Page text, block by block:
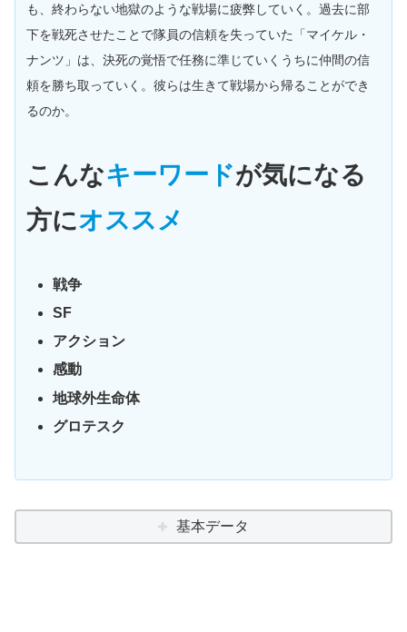
も、終わらない地獄のような戦場に疲弊していく。過去に部
下を戦死させたことで隊員の信頼を失っていた「マイケル・
ナンツ」は、決死の覚悟で任務に準じていくうちに仲間の信
頼を勝ち取っていく。彼らは生きて戦場から帰ることができ
るのか。
こんなキーワードが気になる
方にオススメ
戦争
SF
アクション
感動
地球外生命体
グロテスク
基本データ